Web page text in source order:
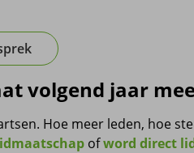
volgend jaar
Hoe meer leden, hoe
ofword direct